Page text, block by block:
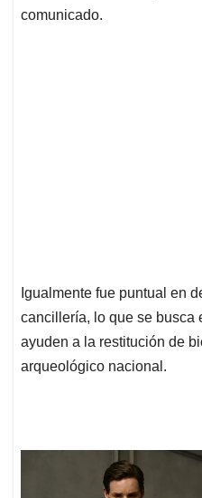
comunicado.
Igualmente fue puntual en
cancillería, lo que se busca
ayuden a la restitución de
arqueológico nacional.